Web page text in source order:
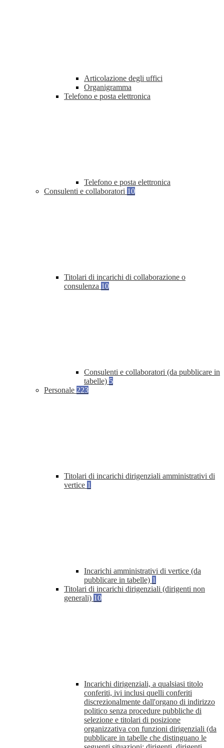
Articolazione degli uffici
Organigramma
Telefono e posta elettronica
Telefono e posta elettronica
Consulenti e collaboratori 10
Titolari di incarichi di collaborazione o
consulenza 10
Consulenti e collaboratori (da pubblicare in
tabelle) 5
Personale 223
Titolari di incarichi dirigenziali amministrativi di
vertice 1
Incarichi amministrativi di vertice (da
pubblicare in tabelle) 1
Titolari di incarichi dirigenziali (dirigenti non
generali) 10
Incarichi dirigenziali, a qualsiasi titolo
conferiti, ivi inclusi quelli conferiti
discrezionalmente dall'organo di indirizzo
politico senza procedure pubbliche di
selezione e titolari di posizione
organizzativa con funzioni dirigenziali (da
pubblicare in tabelle che distinguano le